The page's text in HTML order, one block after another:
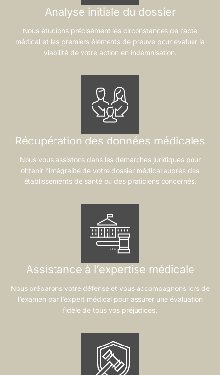
Analyse initiale du dossier
Nous étudions précisément les circonstances de l’acte
médical et les premiers éléments de preuve pour évaluer la
viabilité de votre action en indemnisation.
Récupération des données médicales
Nous vous assistons dans les démarches juridiques pour
obtenir l’intégralité de votre dossier médical auprès des
établissements de santé ou des praticiens concernés.
Assistance à l’expertise médicale
Nous préparons votre défense et vous accompagnons lors de
l’examen par l’expert médical pour assurer une évaluation
fidèle de tous vos préjudices.